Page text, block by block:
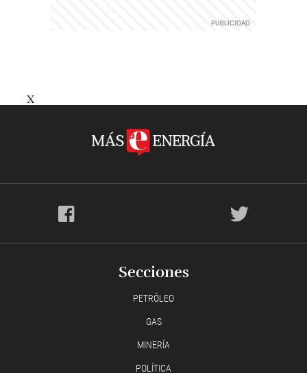
X
Secciones
PETRÓLEO
GAS
MINERÍA
POLÍTICA